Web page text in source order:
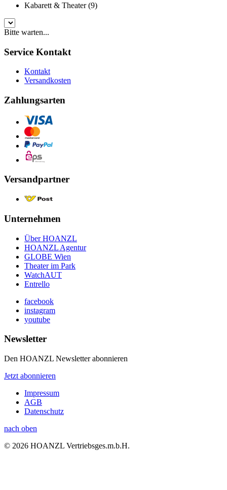
Kabarett & Theater (9)
Bitte warten...
Service Kontakt
Kontakt
Versandkosten
Zahlungsarten
Versandpartner
Unternehmen
Über HOANZL
HOANZL Agentur
GLOBE Wien
Theater im Park
WatchAUT
Entrello
facebook
instagram
youtube
Newsletter
Den HOANZL Newsletter abonnieren
Jetzt abonnieren
Impressum
AGB
Datenschutz
nach oben
© 2026 HOANZL Vertriebsges.m.b.H.